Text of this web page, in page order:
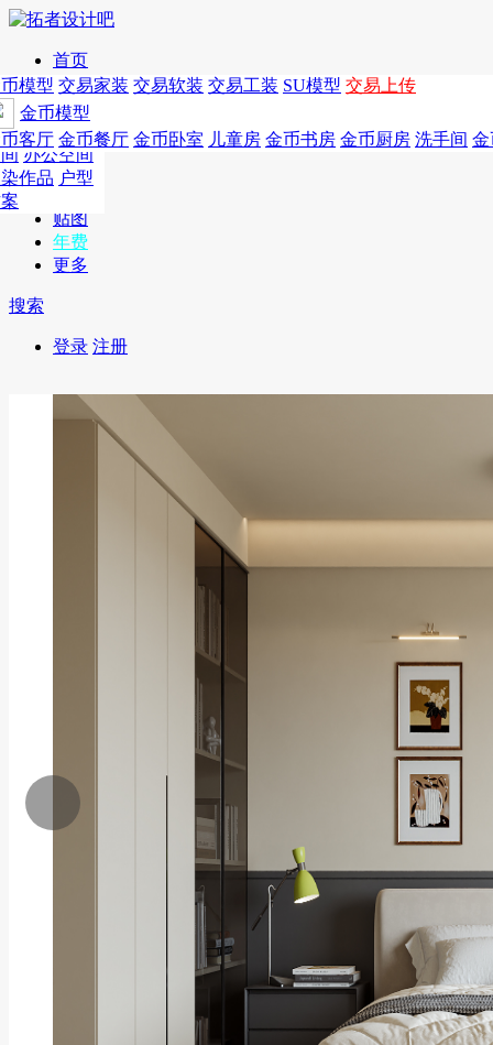
首页
发现
年费 作品 图纸 交易 软装 工装 SU模 金币
年费版块
费图纸 年费户型 年费高清 年费视频 年费模型 年费精选
作品
别墅 国外
酒店设计
设计 商业
办公空间
作品 户型
模型
模型 交易家装 交易软装 交易工装 SU模型 交易上传
金币模型
客厅 金币餐厅 金币卧室 儿童房 金币书房 金币厨房 洗手间 金
CAD
概念
贴图
年费
更多
搜索
登录 注册